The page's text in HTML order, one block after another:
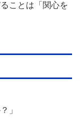
ことは「関心を
」